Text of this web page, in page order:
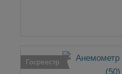
Госреестр